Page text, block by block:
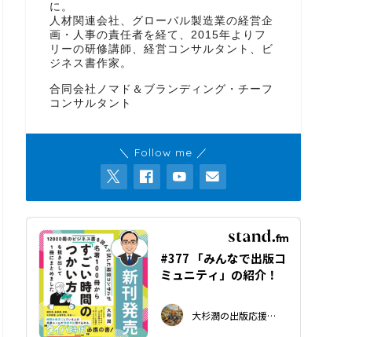
に。
人材関連会社、グローバル製造業の経営企
画・人事の責任者を経て、2015年よりフ
リーの研修講師、経営コンサルタント、ビ
ジネス書作家。
合同会社ノマド＆ブランディング・チーフ
コンサルタント
＼ Follow me ／